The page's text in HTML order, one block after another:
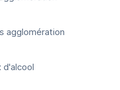
agglomération
d'alcool